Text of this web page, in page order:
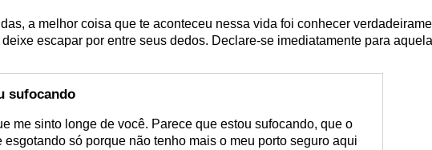
a melhor coisa que te aconteceu nessa vida foi conhecer
deixe escapar por entre seus dedos. Declare-se imediatamente para
sufocando
me sinto longe de você. Parece que estou sufocando, que o
esgotando só porque não tenho mais o meu porto seguro aqui